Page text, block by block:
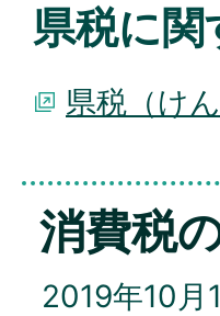
県税に関
県税（け
消費税
2019年10月